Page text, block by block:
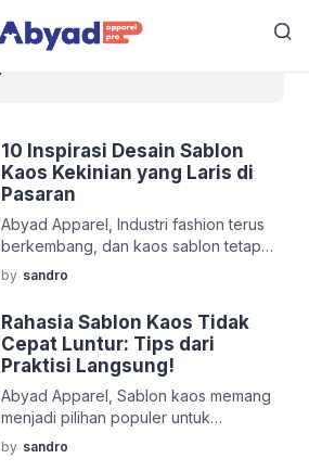
10 Inspirasi Desain Sablon
Kaos Kekinian yang Laris di
Pasaran
Abyad Apparel, Industri fashion terus
berkembang, dan kaos sablon tetap
menjadi salah satu produk favorit
konsumen dari berbagai usia. Selain
karena nyaman dipakai, kaos sablon
juga jadi media ekspresi diri yang
paling fleksibel. Namun, dengan begitu
banyaknya desain di pasaran, kamu
butuh sesuatu yang unik, kekinian, dan
relevan agar produk kaosmu laris
dijual. Berdasarkan pengamatan […]
by sandro
Rahasia Sablon Kaos Tidak
Cepat Luntur: Tips dari
Praktisi Langsung!
Abyad Apparel, Sablon kaos memang
menjadi pilihan populer untuk
kebutuhan fashion, merchandise,
hingga seragam komunitas. Namun,
by sandro